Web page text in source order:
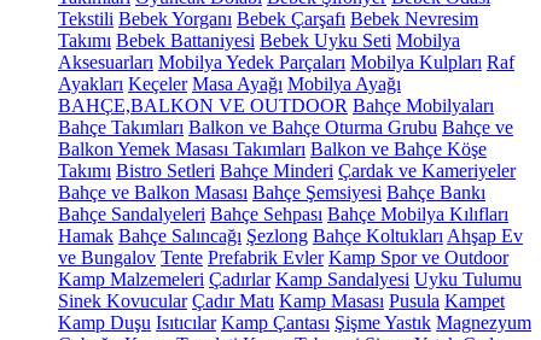
Tekstili Bebek Yorganı Bebek Çarşafı Bebek Nevresim
Takımı Bebek Battaniyesi Bebek Uyku Seti Mobilya
Aksesuarları Mobilya Yedek Parçaları Mobilya Kulpları Raf
Ayakları Keçeler Masa Ayağı Mobilya Ayağı
BAHÇE,BALKON VE OUTDOOR Bahçe Mobilyaları
Bahçe Takımları Balkon ve Bahçe Oturma Grubu Bahçe ve
Balkon Yemek Masası Takımları Balkon ve Bahçe Köşe
Takımı Bistro Setleri Bahçe Minderi Çardak ve Kameriyeler
Bahçe ve Balkon Masası Bahçe Şemsiyesi Bahçe Bankı
Bahçe Sandalyeleri Bahçe Sehpası Bahçe Mobilya Kılıfları
Hamak Bahçe Salıncağı Şezlong Bahçe Koltukları Ahşap Ev
ve Bungalov Tente Prefabrik Evler Kamp Spor ve Outdoor
Kamp Malzemeleri Çadırlar Kamp Sandalyesi Uyku Tulumu
Sinek Kovucular Çadır Matı Kamp Masası Pusula Kampet
Kamp Duşu Isıtıcılar Kamp Çantası Şişme Yastık Magnezyum